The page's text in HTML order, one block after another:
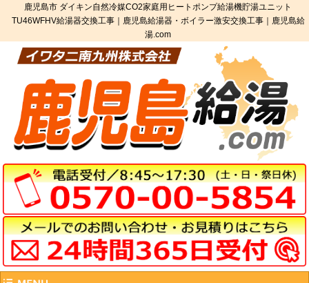
鹿児島市 ダイキン自然冷媒CO2家庭用ヒートポンプ給湯機貯湯ユニット
TU46WFHV給湯器交換工事｜鹿児島給湯器・ボイラー激安交換工事｜鹿児島給
湯.com